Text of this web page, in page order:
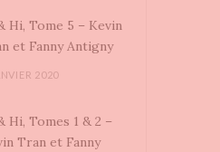
Hi, Tome 5 – Kevin
et Fanny Antigny
2020
Hi, Tomes 1 & 2 –
Tran et Fanny